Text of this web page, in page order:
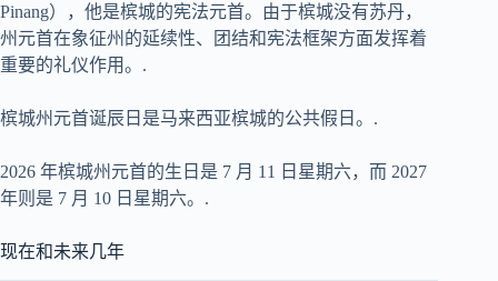
Pinang），他是槟城的宪法元首。由于槟城没有苏丹，
州元首在象征州的延续性、团结和宪法框架方面发挥着
重要的礼仪作用。.
槟城州元首诞辰日是马来西亚槟城的公共假日。.
2026 年槟城州元首的生日是 7 月 11 日星期六，而 2027
年则是 7 月 10 日星期六。.
现在和未来几年